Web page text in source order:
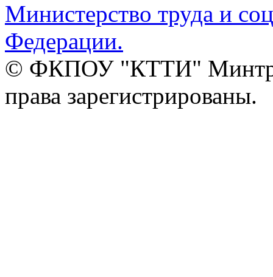
Министерство труда и
Федерации.
© ФКПОУ "КТТИ"
права зарегистрированы.